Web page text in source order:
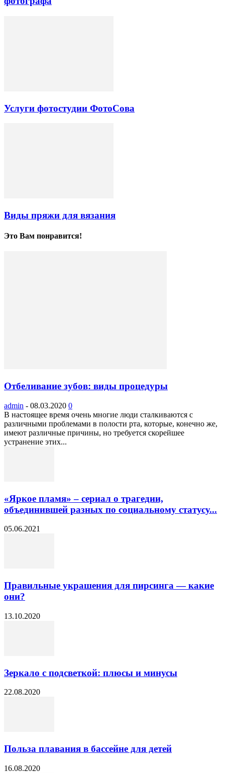
Услуги фотостудии ФотоСова
Виды пряжи для вязания
Это Вам понравится!
Отбеливание зубов: виды процедуры
admin - 08.03.2020 0
В настоящее время очень многие люди сталкиваются с
различными проблемами в полости рта, которые, конечно же,
имеют различные причины, но требуется скорейшее
устранение этих...
«Яркое пламя» – сериал о трагедии,
объединившей разных по социальному статусу...
05.06.2021
Правильные украшения для пирсинга — какие
они?
13.10.2020
Зеркало с подсветкой: плюсы и минусы
22.08.2020
Польза плавания в бассейне для детей
16.08.2020